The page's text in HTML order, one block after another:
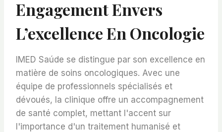
Engagement Envers
L’excellence En Oncologie
IMED Saúde se distingue par son excellence en
matière de soins oncologiques. Avec une
équipe de professionnels spécialisés et
dévoués, la clinique offre un accompagnement
de santé complet, mettant l'accent sur
l'importance d'un traitement humanisé et